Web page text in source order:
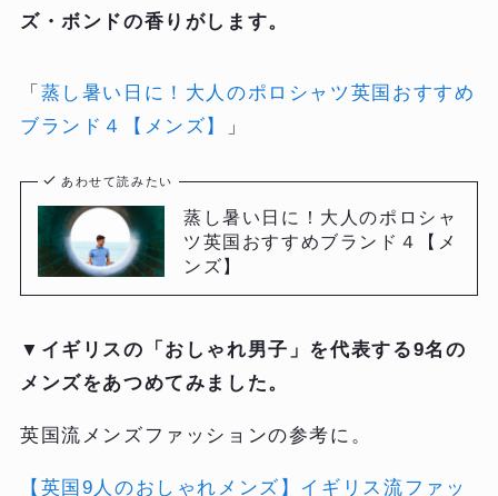
ズ・ボンドの香りがします。
「 蒸し暑い日に！大人のポロシャツ英国おすすめ
ブランド４【メンズ】
」
あわせて読みたい
蒸し暑い日に！大人のポロシャ
ツ英国おすすめブランド４【メ
ンズ】
▼ イギリスの「おしゃれ男子」を代表する9名の
メンズをあつめてみました。
英国流メンズファッションの参考に。
【英国9人のおしゃれメンズ】イギリス流ファッ